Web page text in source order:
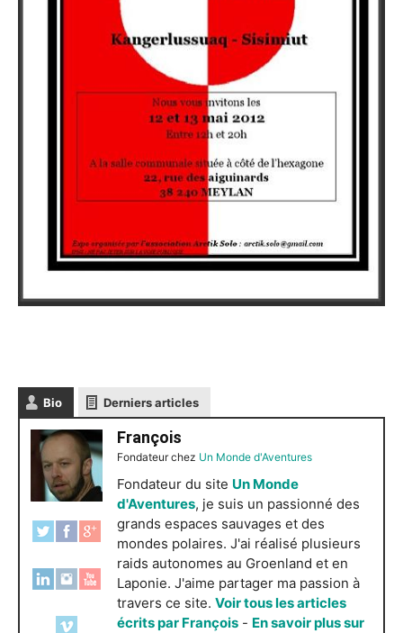
Bio Derniers articles
François
Fondateurchez Un Monde d'Aventures
Fondateur du site Un Monde
d'Aventures, je suis un passionné des
grands espaces sauvages et des
mondes polaires. J'ai réalisé plusieurs
raids autonomes au Groenland et en
Laponie. J'aime partager ma passion à
travers ce site. Voir tous les articles
écrits par François - En savoir plus sur